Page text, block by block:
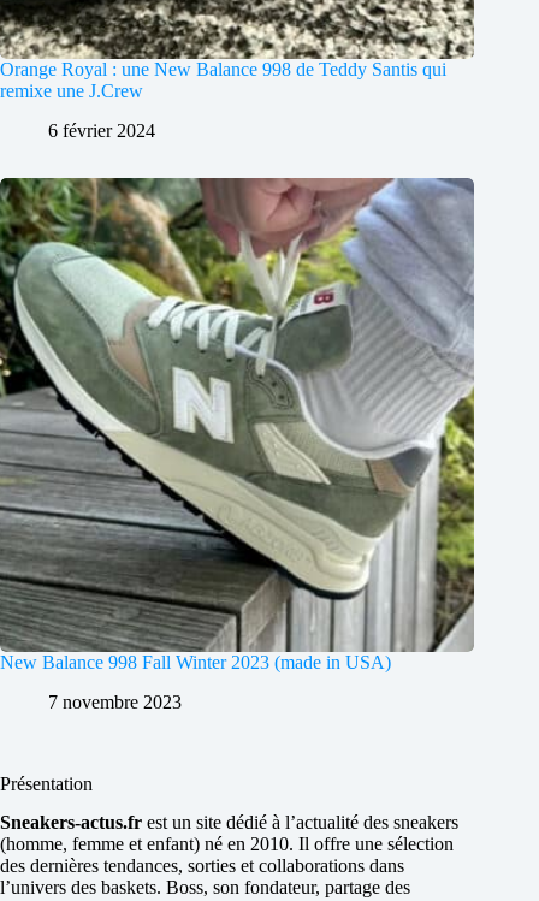
Orange Royal : une New Balance 998 de Teddy Santis qui
remixe une J.Crew
6 février 2024
New Balance 998 Fall Winter 2023 (made in USA)
7 novembre 2023
Présentation
Sneakers-actus.fr est un site dédié à l’actualité des sneakers
(homme, femme et enfant) né en 2010. Il offre une sélection
des dernières tendances, sorties et collaborations dans
l’univers des baskets. Boss, son fondateur, partage des